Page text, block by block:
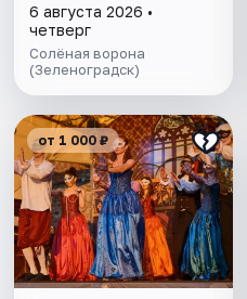
6 августа 2026 •
четверг
Солёная ворона
(Зеленоградск)
от 1 000 ₽